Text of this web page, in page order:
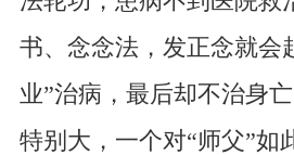
书、念念法，发正念就会
业”治病，最后却不治身
特别大，一个对“师父”如